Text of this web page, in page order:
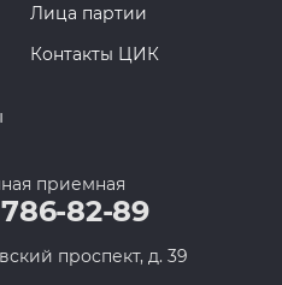
Лица партии
Контакты ЦИК
приемная
82-89
проспект, д. 39